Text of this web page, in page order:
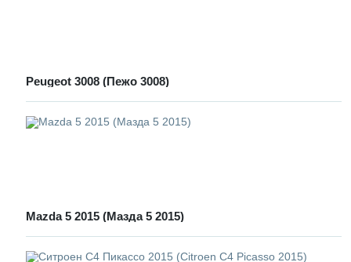
Peugeot 3008 (Пежо 3008)
Mazda 5 2015 (Мазда 5 2015)